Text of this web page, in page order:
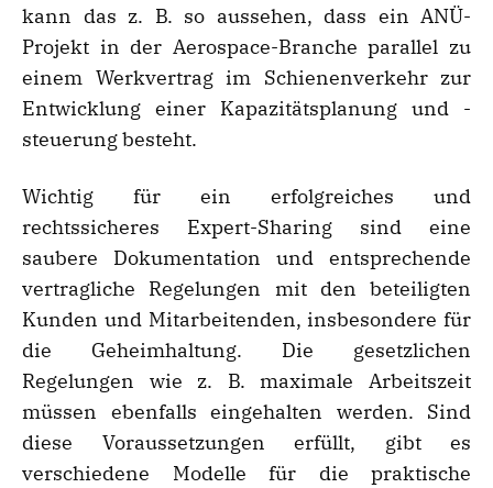
kann das z. B. so aussehen, dass ein ANÜ-
Projekt in der Aerospace-Branche parallel zu
einem Werkvertrag im Schienenverkehr zur
Entwicklung einer Kapazitätsplanung und -
steuerung besteht.
Wichtig für ein erfolgreiches und
rechtssicheres Expert-Sharing sind eine
saubere Dokumentation und entsprechende
vertragliche Regelungen mit den beteiligten
Kunden und Mitarbeitenden, insbesondere für
die Geheimhaltung. Die gesetzlichen
Regelungen wie z. B. maximale Arbeitszeit
müssen ebenfalls eingehalten werden. Sind
diese Voraussetzungen erfüllt, gibt es
verschiedene Modelle für die praktische